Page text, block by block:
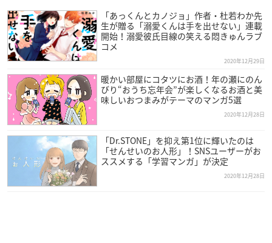
温泉むすめ
神サー！
カレとカノジョの選択
かわずや
紅殻のパンドラ
コードギアス 反逆のルルーシュ Re;
コードギアス 復活のルルーシュ
サカズキさん家の義兄弟
死がない伏見くん
スーパーカブ
地獄の釜の蓋を開けろ ～マビノギオン偽典～
空の青さを知る人よ
「あっくんとカノジョ」作者・杜若わか先
生が贈る「溺愛くんは手を出せない」連載
開始！溺愛彼氏目線の笑える悶きゅんラブ
コメ
2020年12月29日
暖かい部屋にコタツにお酒！年の瀬にのん
びり“おうち忘年会”が楽しくなるお酒と美
味しいおつまみがテーマのマンガ5選
2020年12月28日
「Dr.STONE」を抑え第1位に輝いたのは
「せんせいのお人形」！SNSユーザーがお
ススメする「学習マンガ」が決定
2020年12月28日